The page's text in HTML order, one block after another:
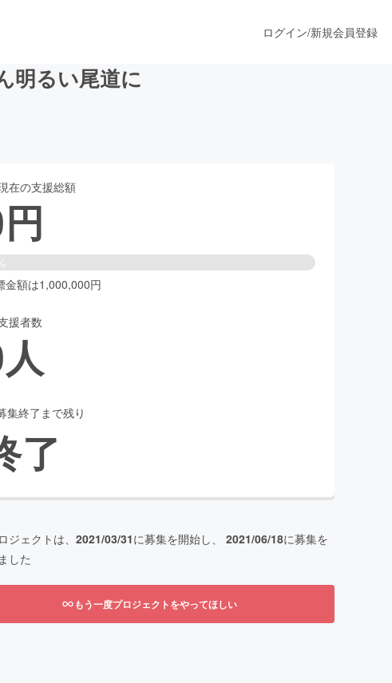
ス
スケア
ログイン/新規会員登録
明るい尾道に
在の支援総額
円
金額は1,000,000円
援者数
人
集終了まで残り
了
ジェクトは、 2021/03/31に募集を開始し、 2021/06/18に募集を
した
もう一度プロジェクトをやってほしい